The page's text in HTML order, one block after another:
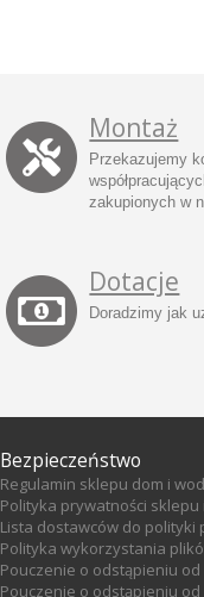
Montaż
Przekazujemy
zakupionych w
Dotacje
Doradzimy jak
Bezpieczeństwo
Regulamin sklepu dom i
Polityka prywatności
Lista dostawców do polityki
Polityka wykorzystania
Pouczenie o odstąpieniu
Pouczenie o odstąpieniu